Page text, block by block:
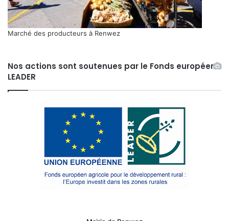
Marché des producteurs à Renwez
Nos actions sont soutenues par le Fonds européen
LEADER